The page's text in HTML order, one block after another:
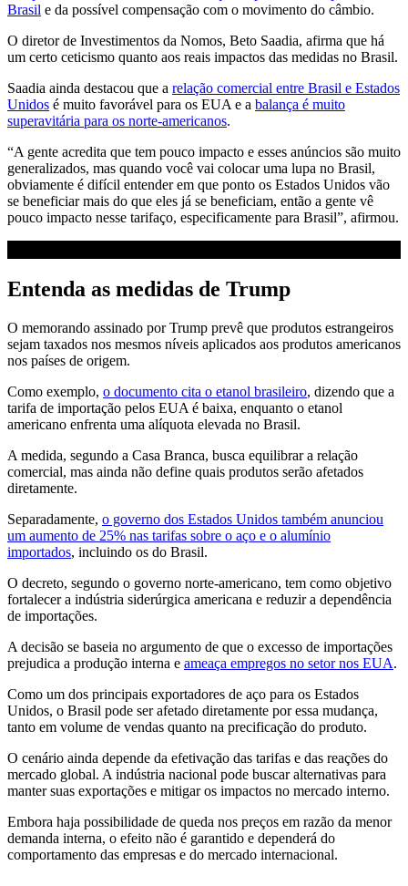
Brasil e da possível compensação com o movimento do câmbio.
O diretor de Investimentos da Nomos, Beto Saadia, afirma que há
um certo ceticismo quanto aos reais impactos das medidas no Brasil.
Saadia ainda destacou que a relação comercial entre Brasil e Estados
Unidos é muito favorável para os EUA e a balança é muito
superavitária para os norte-americanos.
“A gente acredita que tem pouco impacto e esses anúncios são muito
generalizados, mas quando você vai colocar uma lupa no Brasil,
obviamente é difícil entender em que ponto os Estados Unidos vão
se beneficiar mais do que eles já se beneficiam, então a gente vê
pouco impacto nesse tarifaço, especificamente para Brasil”, afirmou.
Entenda as medidas de Trump
O memorando assinado por Trump prevê que produtos estrangeiros
sejam taxados nos mesmos níveis aplicados aos produtos americanos
nos países de origem.
Como exemplo, o documento cita o etanol brasileiro, dizendo que a
tarifa de importação pelos EUA é baixa, enquanto o etanol
americano enfrenta uma alíquota elevada no Brasil.
A medida, segundo a Casa Branca, busca equilibrar a relação
comercial, mas ainda não define quais produtos serão afetados
diretamente.
Separadamente, o governo dos Estados Unidos também anunciou
um aumento de 25% nas tarifas sobre o aço e o alumínio
importados, incluindo os do Brasil.
O decreto, segundo o governo norte-americano, tem como objetivo
fortalecer a indústria siderúrgica americana e reduzir a dependência
de importações.
A decisão se baseia no argumento de que o excesso de importações
prejudica a produção interna e ameaça empregos no setor nos EUA.
Como um dos principais exportadores de aço para os Estados
Unidos, o Brasil pode ser afetado diretamente por essa mudança,
tanto em volume de vendas quanto na precificação do produto.
O cenário ainda depende da efetivação das tarifas e das reações do
mercado global. A indústria nacional pode buscar alternativas para
manter suas exportações e mitigar os impactos no mercado interno.
Embora haja possibilidade de queda nos preços em razão da menor
demanda interna, o efeito não é garantido e dependerá do
comportamento das empresas e do mercado internacional.